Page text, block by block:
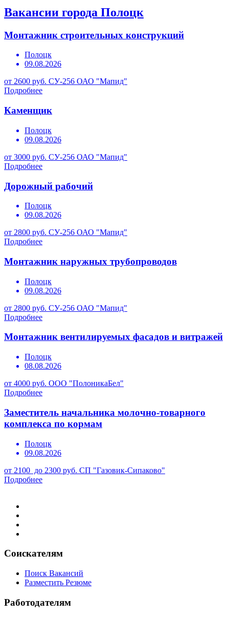
Вакансии города Полоцк
Монтажник строительных конструкций
Полоцк
09.08.2026
от 2600 руб. СУ-256 ОАО "Мапид"
Подробнее
Каменщик
Полоцк
09.08.2026
от 3000 руб. СУ-256 ОАО "Мапид"
Подробнее
Дорожный рабочий
Полоцк
09.08.2026
от 2800 руб. СУ-256 ОАО "Мапид"
Подробнее
Монтажник наружных трубопроводов
Полоцк
09.08.2026
от 2800 руб. СУ-256 ОАО "Мапид"
Подробнее
Монтажник вентилируемых фасадов и витражей
Полоцк
08.08.2026
от 4000 руб. ООО "ПолоникаБел"
Подробнее
Заместитель начальника молочно-товарного
комплекса по кормам
Полоцк
09.08.2026
от 2100 до 2300 руб. СП "Газовик-Сипаково"
Подробнее
Соискателям
Поиск Вакансий
Разместить Резюме
Работодателям